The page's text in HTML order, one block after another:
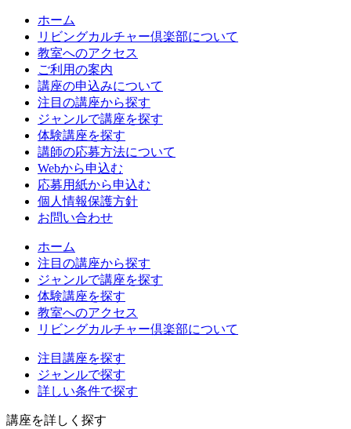
ホーム
リビングカルチャー倶楽部について
教室へのアクセス
ご利用の案内
講座の申込みについて
注目の講座から探す
ジャンルで講座を探す
体験講座を探す
講師の応募方法について
Webから申込む
応募用紙から申込む
個人情報保護方針
お問い合わせ
ホーム
注目の講座から探す
ジャンルで講座を探す
体験講座を探す
教室へのアクセス
リビングカルチャー倶楽部について
注目講座を探す
ジャンルで探す
詳しい条件で探す
講座を詳しく探す